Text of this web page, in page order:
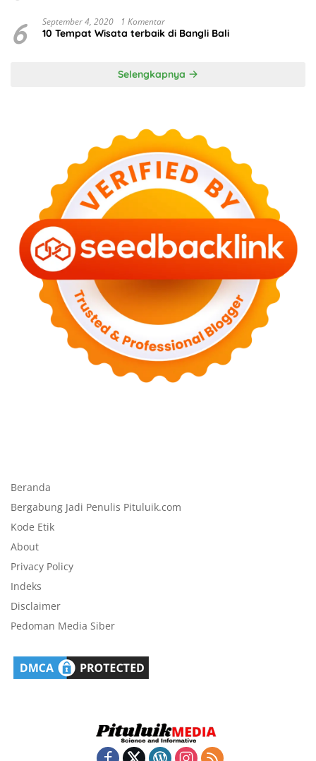
6 September 4, 2020 1 Komentar
10 Tempat Wisata terbaik di Bangli Bali
Selengkapnya
Beranda
Bergabung Jadi Penulis Pituluik.com
Kode Etik
About
Privacy Policy
Indeks
Disclaimer
Pedoman Media Siber